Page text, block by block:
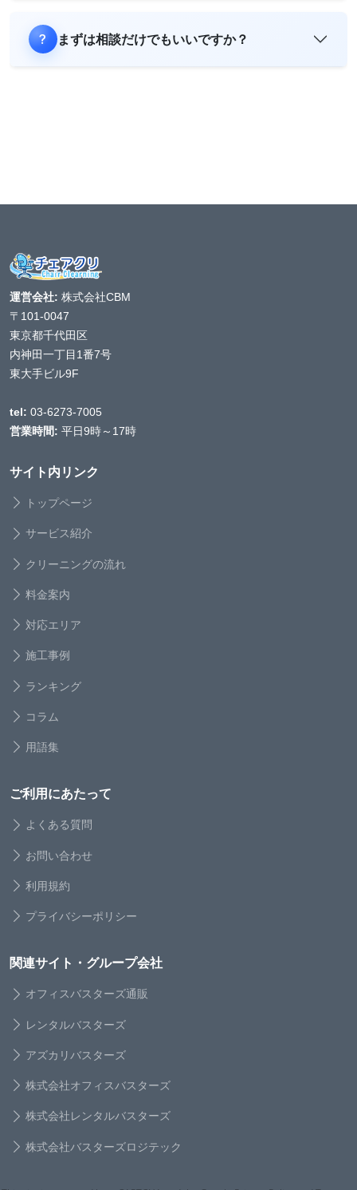
まずは相談だけでもいいですか？
運営会社: 株式会社CBM
〒101-0047
東京都千代田区
内神田一丁目1番7号
東大手ビル9F
tel: 03-6273-7005
営業時間: 平日9時～17時
サイト内リンク
トップページ
サービス紹介
クリーニングの流れ
料金案内
対応エリア
施工事例
ランキング
コラム
用語集
ご利用にあたって
よくある質問
お問い合わせ
利用規約
プライバシーポリシー
関連サイト・グループ会社
オフィスバスターズ通販
レンタルバスターズ
アズカリバスターズ
株式会社オフィスバスターズ
株式会社レンタルバスターズ
株式会社バスターズロジテック